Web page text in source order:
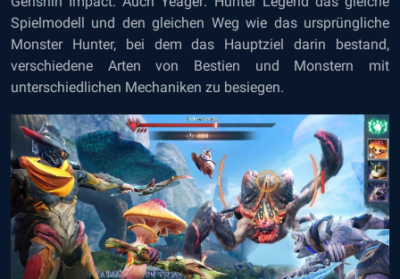
Spielmodell und den gleichen Weg wie das ursprüngliche
Monster Hunter, bei dem das Hauptziel darin bestand,
verschiedene Arten von Bestien und Monstern mit
unterschiedlichen Mechaniken zu besiegen.